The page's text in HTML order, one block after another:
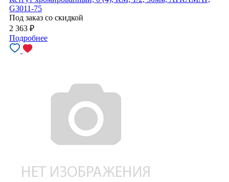
G3011-75
Под заказ со скидкой
2 363 ₽
Подробнее